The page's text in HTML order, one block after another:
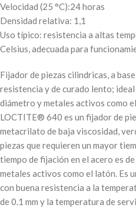
Velocidad (25 °C):24 horas
Densidad relativa: 1,1
Uso típico: resistencia a altas
Celsius, adecuada para
Fijador de piezas cilindricas, a
resistencia y de curado lento;
diámetro y metales activos como
LOCTITE® 640 es un fijador de
metacrilato de baja viscosidad,
piezas que requieren un mayor
tiempo de fijación en el acero es
metales activos como el latón. Es
con buena resistencia a la
de 0.1 mm y la temperatura de